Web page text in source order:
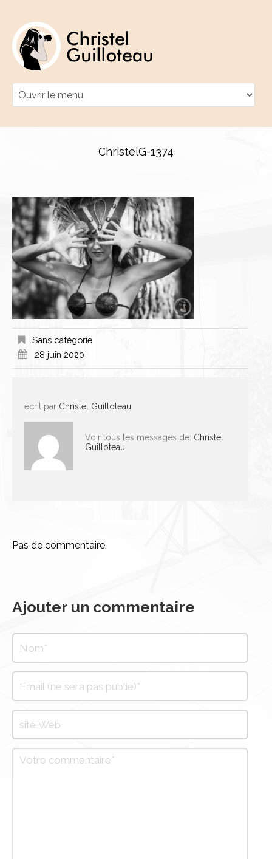
ChristelG-1374
Sans catégorie
28 juin 2020
écrit par Christel Guilloteau
Voir tous les messages de: Christel
Guilloteau
Pas de commentaire.
Ajouter un commentaire